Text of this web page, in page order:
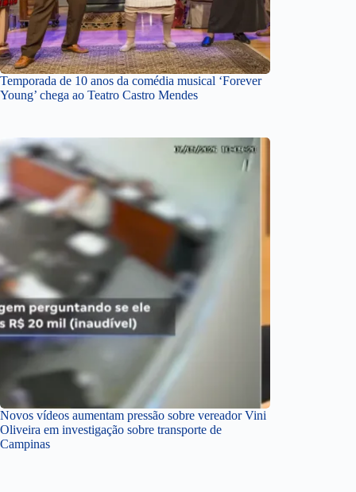
Temporada de 10 anos da comédia musical ‘Forever
Young’ chega ao Teatro Castro Mendes
Novos vídeos aumentam pressão sobre vereador Vini
Oliveira em investigação sobre transporte de
Campinas